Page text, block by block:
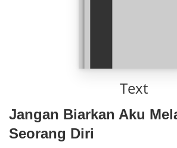
Text
Jangan Biarkan Aku
Seorang Diri